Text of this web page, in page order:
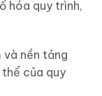
hóa quy trình,
và nền tảng
của quy